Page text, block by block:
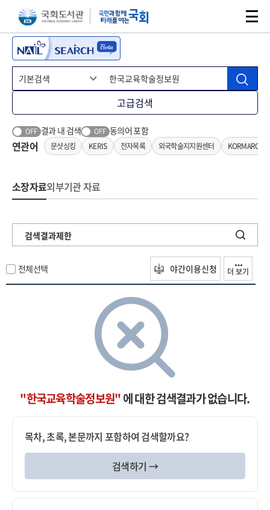
본문 바로가기주메뉴 바로가기
고급검색
OFF 결과 내 검색 OFF 동의어 포함
연관어 문샷싱킹 KERIS 전자목록 외국학술지지원센터 KORMARC기
소장자료외부기관 자료
검색결과제한
전체선택 야간이용신청 더 보기
"한국교육학술정보원"에 대한 검색결과가 없습니다.
목차, 초록, 본문까지 포함하여 검색할까요?
검색하기 →